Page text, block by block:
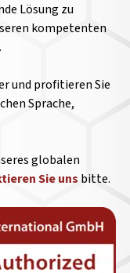
Lösung zu
kompetenten
und profitieren Sie
Sprache,
globalen
Sie uns bitte.